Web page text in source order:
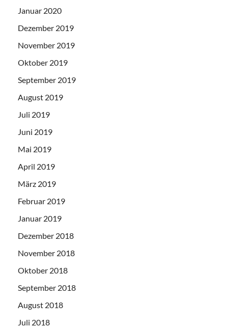
Januar 2020
Dezember 2019
November 2019
Oktober 2019
September 2019
August 2019
Juli 2019
Juni 2019
Mai 2019
April 2019
März 2019
Februar 2019
Januar 2019
Dezember 2018
November 2018
Oktober 2018
September 2018
August 2018
Juli 2018